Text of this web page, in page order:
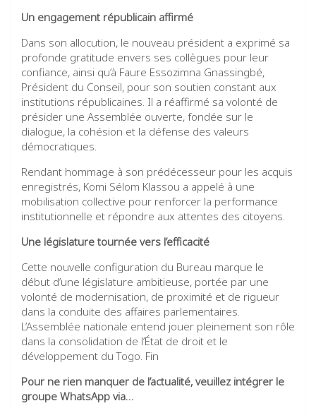
Un engagement républicain affirmé
Dans son allocution, le nouveau président a exprimé sa
profonde gratitude envers ses collègues pour leur
confiance, ainsi qu’à Faure Essozimna Gnassingbé,
Président du Conseil, pour son soutien constant aux
institutions républicaines. Il a réaffirmé sa volonté de
présider une Assemblée ouverte, fondée sur le
dialogue, la cohésion et la défense des valeurs
démocratiques.
Rendant hommage à son prédécesseur pour les acquis
enregistrés, Komi Sélom Klassou a appelé à une
mobilisation collective pour renforcer la performance
institutionnelle et répondre aux attentes des citoyens.
Une législature tournée vers l’efficacité
Cette nouvelle configuration du Bureau marque le
début d’une législature ambitieuse, portée par une
volonté de modernisation, de proximité et de rigueur
dans la conduite des affaires parlementaires.
L’Assemblée nationale entend jouer pleinement son rôle
dans la consolidation de l’État de droit et le
développement du Togo. Fin
Pour ne rien manquer de l’actualité, veuillez intégrer le
groupe WhatsApp via…